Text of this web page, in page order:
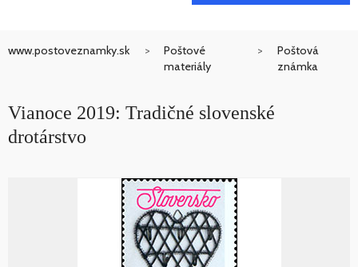
www.postoveznamky.sk
Poštové
materiály
Poštová
známka
Vianoce 2019: Tradičné slovenské
drotárstvo